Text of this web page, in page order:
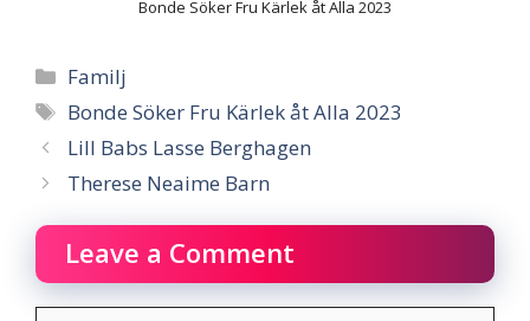
Bonde Söker Fru Kärlek åt Alla 2023
Categories
Familj
Tags
Bonde Söker Fru Kärlek åt Alla 2023
Lill Babs Lasse Berghagen
Therese Neaime Barn
Leave a Comment